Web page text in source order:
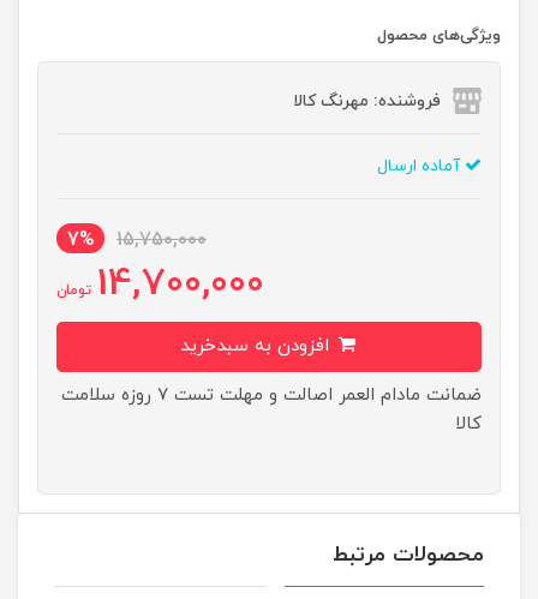
ویژگی‌های محصول
فروشنده: مهرنگ کالا
آماده ارسال
15,750,000
7%
14,700,000 تومان
ضمانت مادام العمر اصالت و مهلت تست ۷ روزه سلامت
کالا
محصولات مرتبط